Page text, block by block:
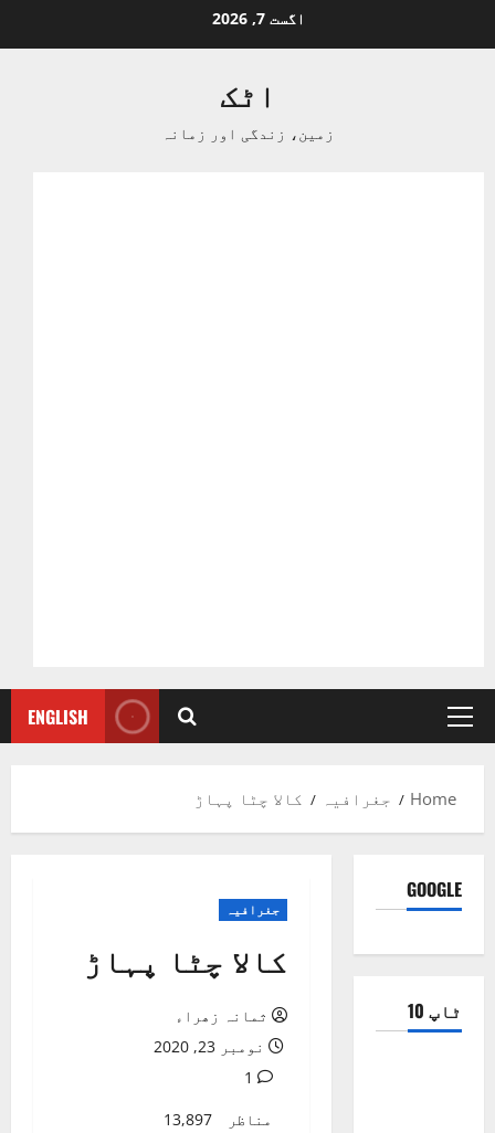
to
اگست 7, 2026
اٹک
زمین، زندگی اور زمانہ
Primary
ENGLISH
Home جغرافیہ کالا چٹا پہاڑ
جغرافیہ
کالا چٹا پہاڑ
ثمانہ زھراء
نومبر 23, 2020
1
مناظر
13,897
GOOGLE
ٹاپ 10